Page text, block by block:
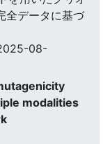
全データに基づ
08-
modalities